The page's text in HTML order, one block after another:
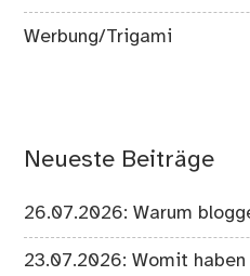
Werbung/Trigami
Neueste Beiträge
26.07.2026: Warum
23.07.2026: Womit